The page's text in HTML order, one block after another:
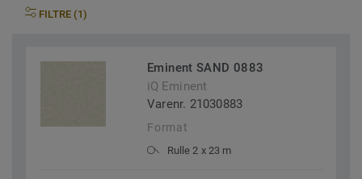
FILTRE (1)
Eminent SAND 0883
iQ Eminent
Varenr. 21030883
Format
Rulle 2 x 23 m